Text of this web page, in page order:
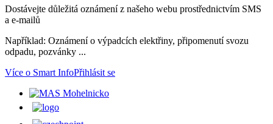
Dostávejte důležitá oznámení z našeho webu prostřednictvím SMS
a e-mailů
Například: Oznámení o výpadcích elektřiny, připomenutí svozu
odpadu, pozvánky ...
Více o Smart InfoPřihlásit se